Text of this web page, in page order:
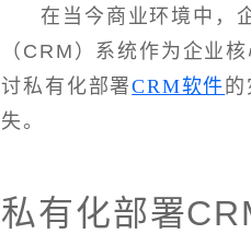
在当今商业环境中，
（CRM）系统作为企业
讨私有化部署CRM软件
失。
私有化部署